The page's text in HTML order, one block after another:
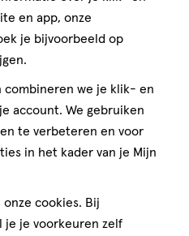
Er zijn nog maar 7
binnen 30 dagen op
en app, onze
je bijvoorbeeld op
combineren we je klik- en
account. We gebruiken
te verbeteren en voor
in het kader van je Mijn
cookies. Bij
je je voorkeuren zelf